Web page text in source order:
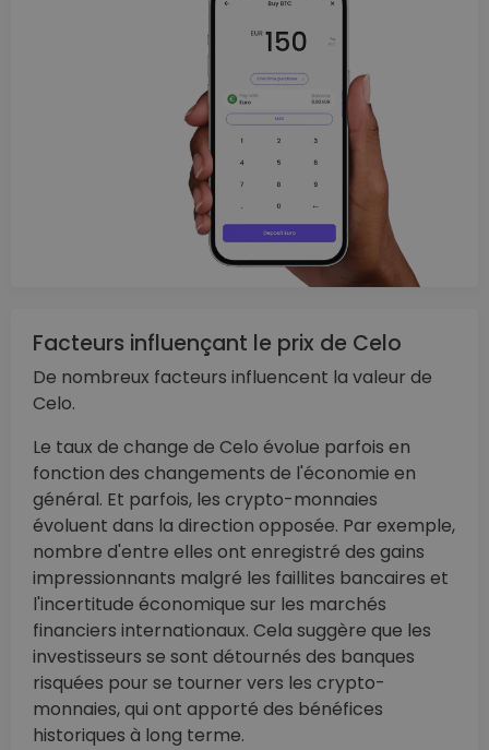
Facteurs influençant le prix de Celo
De nombreux facteurs influencent la valeur de
Celo.
Le taux de change de Celo évolue parfois en
fonction des changements de l'économie en
général. Et parfois, les crypto-monnaies
évoluent dans la direction opposée. Par exemple,
nombre d'entre elles ont enregistré des gains
impressionnants malgré les faillites bancaires et
l'incertitude économique sur les marchés
financiers internationaux. Cela suggère que les
investisseurs se sont détournés des banques
risquées pour se tourner vers les crypto-
monnaies, qui ont apporté des bénéfices
historiques à long terme.